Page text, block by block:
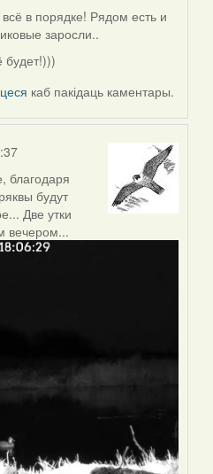
в порядке! Рядом есть и
заросли..
будет!)))
каб пакідаць каментары.
благодаря
будут
Две утки
вечером...